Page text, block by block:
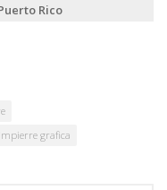
Rico
grafica